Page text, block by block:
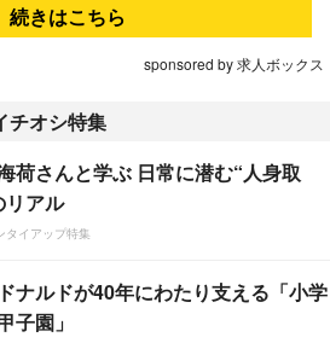
続きはこちら
sponsored by 求人ボックス
チオシ特集
荷さんと学ぶ 日常に潜む“人身取
リアル
タイアップ特集
ナルドが40年にわたり支える「小学
子園」